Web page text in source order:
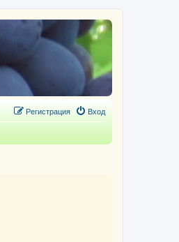
Вход
Регистрация